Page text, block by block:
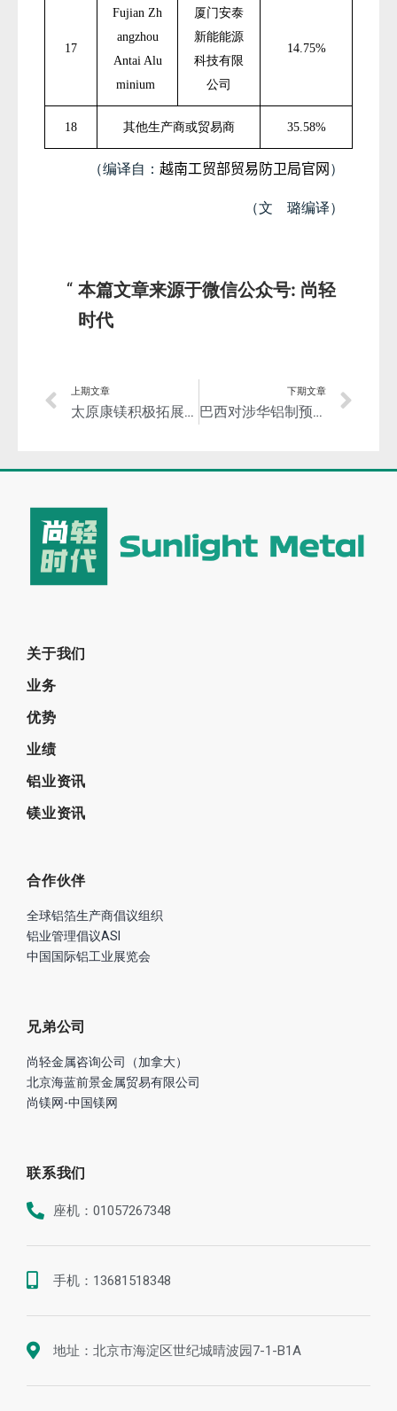
17
Fujian Zh
angzhou
Antai Alu
minium
厦门安泰
新能能源
科技有限
公司
14.75%
18 其他生产商或贸易商 35.58%
（编译自： 越南工贸部贸易防卫局官网）
（文 璐编译）
本篇文章来源于微信公众号: 尚轻
时代
上期文章
太原康镁积极拓展镁合金应用新市场
下期文章
巴西对涉华铝制预涂感光平板作出第一次反倾销日落复审终裁
关于我们
业务
优势
业绩
铝业资讯
镁业资讯
合作伙伴
全球铝箔生产商倡议组织
铝业管理倡议ASI
中国国际铝工业展览会
兄弟公司
尚轻金属咨询公司（加拿大）
北京海蓝前景金属贸易有限公司
尚镁网-中国镁网
联系我们
座机：01057267348
手机：13681518348
地址：北京市海淀区世纪城晴波园7-1-B1A